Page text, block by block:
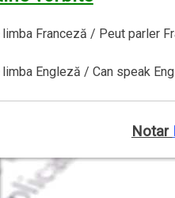
Franceză / Peut parler
Engleză / Can speak
Notar